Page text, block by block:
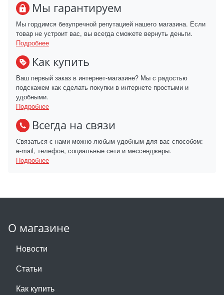
Мы гарантируем
Мы гордимся безупречной репутацией нашего магазина. Если
товар не устроит вас, вы всегда сможете вернуть деньги.
Подробнее
Как купить
Ваш первый заказ в интернет-магазине? Мы с радостью
подскажем как сделать покупки в интернете простыми и
удобными.
Подробнее
Всегда на связи
Связаться с нами можно любым удобным для вас способом:
e-mail, телефон, социальные сети и мессенджеры.
Подробнее
О магазине
Новости
Статьи
Как купить